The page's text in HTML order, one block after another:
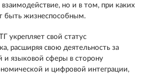
но и в том, при каких
быть жизнеспособным.
укрепляет свой статус
расширяя свою деятельность за
и языковой сферы в сторону
и цифровой интеграции,